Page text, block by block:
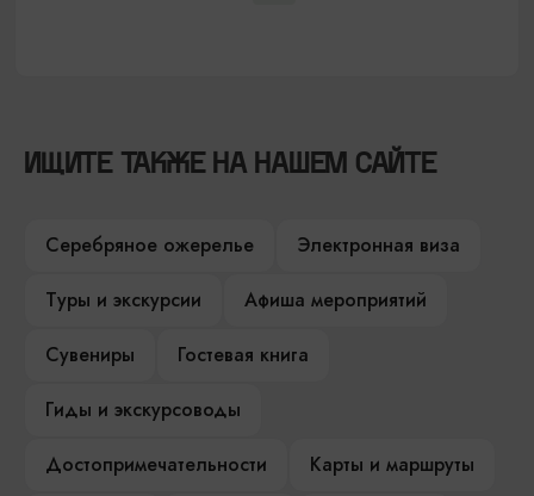
ИЩИТЕ ТАКЖЕ НА НАШЕМ САЙТЕ
Серебряное ожерелье
Электронная виза
Туры и экскурсии
Афиша мероприятий
Сувениры
Гостевая книга
Гиды и экскурсоводы
Достопримечательности
Карты и маршруты